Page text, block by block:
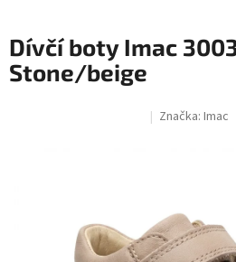
Dívčí boty Imac
Stone/beige
Značka: Imac